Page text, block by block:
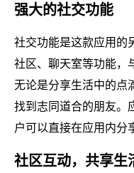
强大的社交功能
社交功能是这款应用的
社区、聊天室等功能，
无论是分享生活中的点
找到志同道合的朋友。
户可以直接在应用内分
社区互动，共享生